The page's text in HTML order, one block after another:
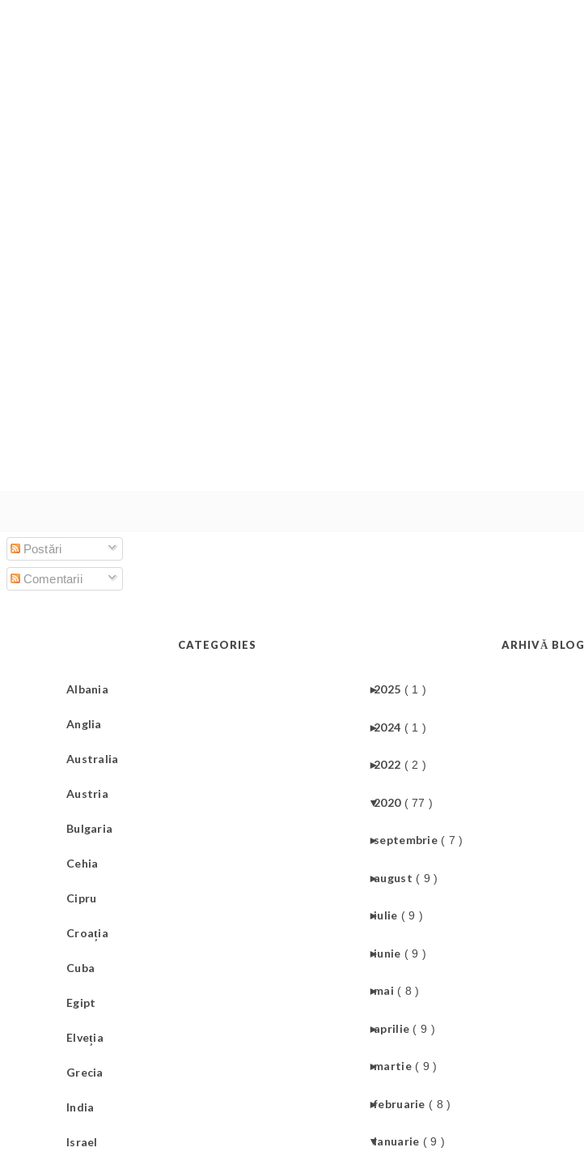
Postări
Comentarii
CATEGORIES
Albania
Anglia
Australia
Austria
Bulgaria
Cehia
Cipru
Croația
Cuba
Egipt
Elveția
Grecia
India
Israel
ARHIVĂ BLOG
►
2025 ( 1 )
►
2024 ( 1 )
►
2022 ( 2 )
▼
2020 ( 77 )
►
septembrie ( 7 )
►
august ( 9 )
►
iulie ( 9 )
►
iunie ( 9 )
►
mai ( 8 )
►
aprilie ( 9 )
►
martie ( 9 )
►
februarie ( 8 )
▼
ianuarie ( 9 )